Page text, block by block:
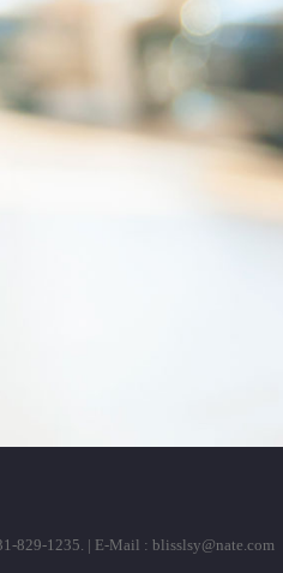
829-1235. | E-Mail : blisslsy@nate.com